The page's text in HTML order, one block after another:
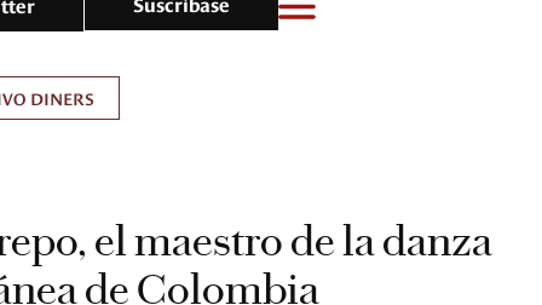
DINERS
el maestro de la danza
de Colombia